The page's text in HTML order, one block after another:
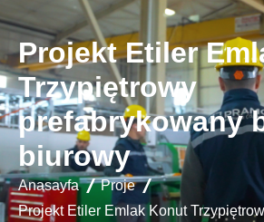
Projekt Etiler
Trzypiętrowy
prefabrykowany
biurowy
Anasayfa
Proje
Projekt Etiler Emlak Konut